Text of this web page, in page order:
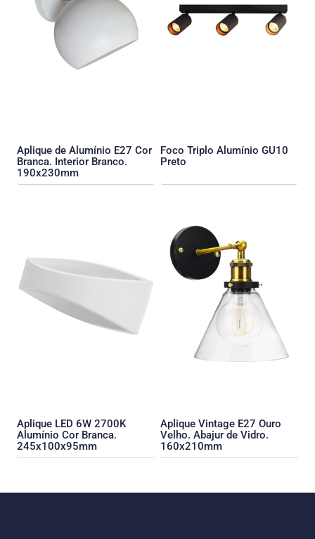
Aplique de Alumínio E27 Cor
Branca. Interior Branco.
190x230mm
Foco Triplo Alumínio GU10
Preto
Aplique LED 6W 2700K
Alumínio Cor Branca.
245x100x95mm
Aplique Vintage E27 Ouro
Velho. Abajur de Vidro.
160x210mm